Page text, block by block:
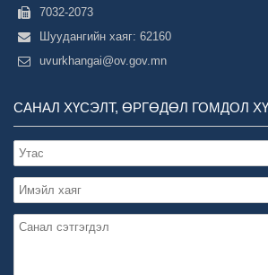
7032-2073
Шуудангийн хаяг: 62160
uvurkhangai@ov.gov.mn
САНАЛ ХҮСЭЛТ, ӨРГӨДӨЛ ГОМДОЛ